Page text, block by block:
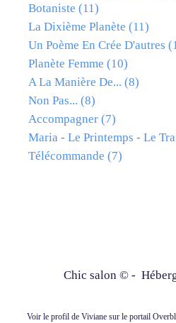
Botaniste (11)
La Dixième Planète (11)
Un Poème En Crée D'autres
Planète Femme (10)
A La Manière De... (8)
Non Pas... (8)
Accompagner (7)
Maria - Le Printemps - Le
Télécommande (7)
Chic salon © -
Voir le profil de Vivianesur le portail